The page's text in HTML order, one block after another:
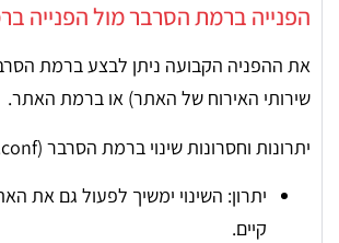
הפנייה ברמת הסרבר מול הפנייה
את ההפניה הקבועה ניתן לבצע ברמת
שירותי האירוח של האתר) או ברמת האתר.
יתרונות וחסרונות שינוי ברמת הסרבר (httpd.conf):
יתרון: השינוי ימשיך לפעול גם את
קיים.